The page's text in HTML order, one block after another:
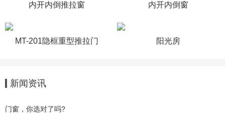
内开内倒推拉窗 内开内倒窗
MT-201隐框重型推拉门 阳光房
新闻资讯
门窗，你选对了吗?